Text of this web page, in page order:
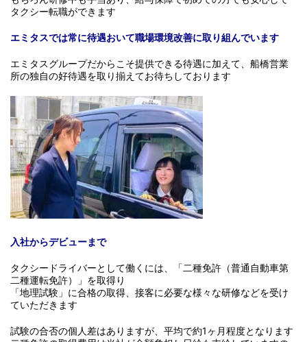
タクシー転職ができます
エミタスでは常に待遇おいて職場環境改善に取り組んでいます
エミタスグループだからこそ提供できる待遇に加えて、船橋営業
所の独自の好待遇を取り揃えてお待ちしております
入社からデビューまで
タクシードライバーとして働くには、「二種免許（普通自動車第
二種運転免許）」を取得り
「地理試験」に合格の取得、接客に必要な様々な研修などを受け
ていただきます
試験の合否の個人差はありますが、平均で約1ヶ月程度となります